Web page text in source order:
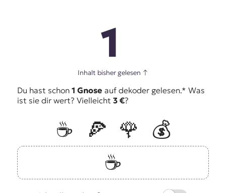
1
Inhalt bisher gelesen ↑
Du hast schon 1 Gnose auf dekoder gelesen.* Was
ist sie dir wert? Vielleicht 3 €?
☕️ 🍕 🌹
💰
☕️